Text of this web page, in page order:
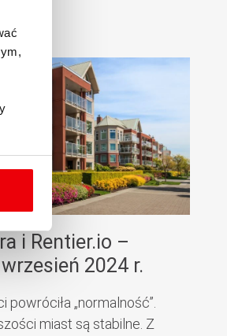
i Rentier.io –
2024 r.
„normalność”.
miast są stabilne. Z